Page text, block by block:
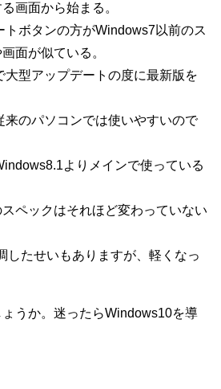
画面から始まる。
トボタンの方がWindows7以前のス
面が似ている。
大型アップデートの度に最新版を
来のパソコンでは使いやすいので
よりメインで使っている
スペックはそれほど変わっていない
したせいもありますが、軽くなっ
うか。迷ったらWindows10を導